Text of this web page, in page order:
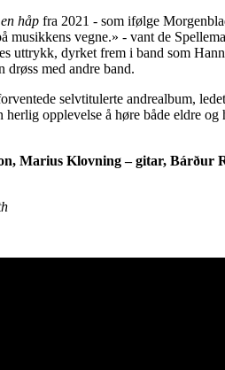
håp fra 2021 - som ifølge
musikkens vegne.» - vant de
uttrykk, dyrket frem i band som
med andre band.
selvtitulerte andrealbum,
herlig opplevelse å høre både eldre
Marius Klovning – gitar, Bárður